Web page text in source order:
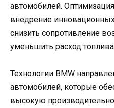
автомобилей.
внедрение
снизить сопротивление
уменьшить расход
Технологии BMW
автомобилей, которые
высокую